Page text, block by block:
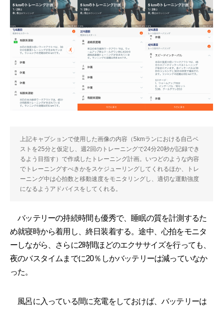
上記キャプションで使用した画像の内容（5kmランにおける自己ベ
ストを25分と仮定し、週2回のトレーニングで24分20秒が記録でき
るよう目指す）で作成したトレーニング計画。いつどのような内容
でトレーニングすべきかをスケジューリングしてくれるほか、トレ
ーニング中は心拍数と移動速度をモニタリングし、適切な運動強度
になるようアドバイスをしてくれる。
バッテリーの持続時間も優秀で、睡眠の質を計測するた
め就寝時から着用し、終日装着する。途中、心拍をモニタ
ーしながら、さらに2時間ほどのエクササイズを行っても、
夜のバスタイムまでに20％しかバッテリーは減っていなか
った。
風呂に入っている間に充電をしておけば、バッテリーは